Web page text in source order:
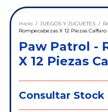
Inicio / JUEGOS Y JUGUETES /
Rompecabezas X 12 Piezas Caffaro
Paw Patrol -
X 12 Piezas
Consultar Stock